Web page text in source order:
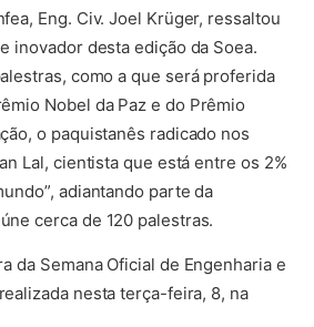
Eng. Civ. Joel Krüger, ressaltou
inovador desta edição da Soea.
como a que será proferida
Nobel da Paz e do Prêmio
o paquistanês radicado nos
Lal, cientista que está entre os 2%
adiantando parte da
cerca de 120 palestras.
da Semana Oficial de Engenharia e
nesta terça-feira, 8, na